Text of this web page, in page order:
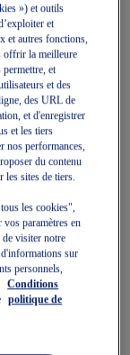
De Course Pour
Femmes
$
220,00 $
») et outils
et
et autres fonctions,
offrir la meilleure
et
et des
des URL de
et d'enregistrer
et les tiers
nos performances,
du contenu
les sites de tiers.
les cookies",
paramètres en
visiter notre
d'informations sur
personnels,
Conditions
politique de